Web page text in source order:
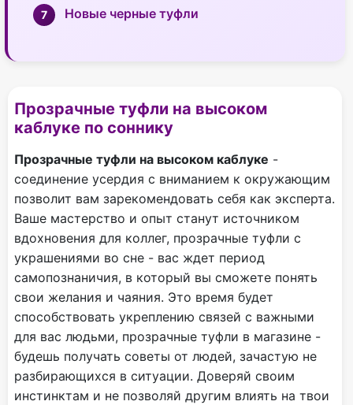
Новые черные туфли
Прозрачные туфли на высоком
каблуке по соннику
Прозрачные туфли на высоком каблуке -
соединение усердия с вниманием к окружающим
позволит вам зарекомендовать себя как эксперта.
Ваше мастерство и опыт станут источником
вдохновения для коллег, прозрачные туфли с
украшениями во сне - вас ждет период
самопознаничия, в который вы сможете понять
свои желания и чаяния. Это время будет
способствовать укреплению связей с важными
для вас людьми, прозрачные туфли в магазине -
будешь получать советы от людей, зачастую не
разбирающихся в ситуации. Доверяй своим
инстинктам и не позволяй другим влиять на твои